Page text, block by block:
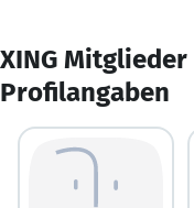
XING
Profilangaben